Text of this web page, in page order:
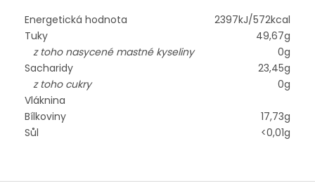
Energetická hodnota
2397kJ/572kcal
Tuky
49,67g
z toho nasycené mastné kyseliny
0g
Sacharidy
23,45g
z toho cukry
0g
Vláknina
Bílkoviny
17,73g
Sůl
<0,01g